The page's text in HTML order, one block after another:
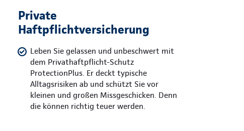
Private
Haftpflichtversicherung
Leben Sie gelassen und unbeschwert mit
dem Privathaftpflicht-Schutz
ProtectionPlus. Er deckt typische
Alltagsrisiken ab und schützt Sie vor
kleinen und großen Missgeschicken. Denn
die können richtig teuer werden.